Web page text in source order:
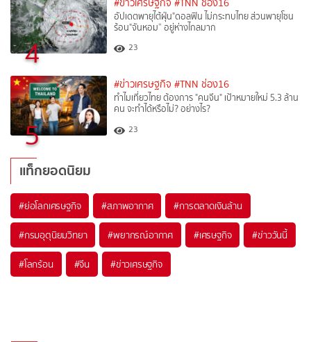
4
#ข่าวเศรษฐกิจ #TNN ช่อง16
อัปเดตพายุไต้ฝุ่น"ดอลฟิน ไม่กระทบไทย ส่วนพายุโซน
ร้อน"จันหอม” อยู่ห่างไกลมาก
23
5
#ข่าวเศรษฐกิจ #TNN ช่อง16
ทำไมเที่ยวไทย ต้องการ "คนจีน" เป้าหมายใหม่ 5.3 ล้าน
คน จะทำได้หรือไม่? อย่างไร?
23
แท็กยอดนิยม
#ย่อโลกเศรษฐกิจ #สภาพอากาศ #การตลาดเงินล้าน
#กรมอุตุนิยมวิทยา #พยากรณ์อากาศ #เศรษฐกิจ #ข่าววันนี้
#โลกร้อน #จีน #ข่าวเศรษฐกิจ